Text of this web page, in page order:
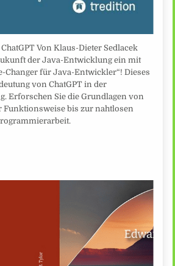
Von Klaus-Dieter Sedlacek
der Java-Entwicklung ein mit
Changer für Java-Entwickler“! Dieses
von ChatGPT in der
Erforschen Sie die Grundlagen von
Funktionsweise bis zur nahtlosen